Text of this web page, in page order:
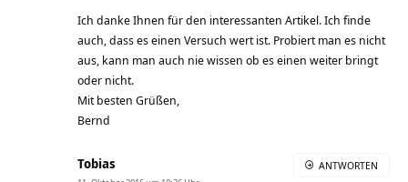
Ich danke Ihnen für den interessanten Artikel. Ich finde
auch, dass es einen Versuch wert ist. Probiert man es nicht
aus, kann man auch nie wissen ob es einen weiter bringt
oder nicht.
Mit besten Grüßen,
Bernd
Tobias ANTWORTEN